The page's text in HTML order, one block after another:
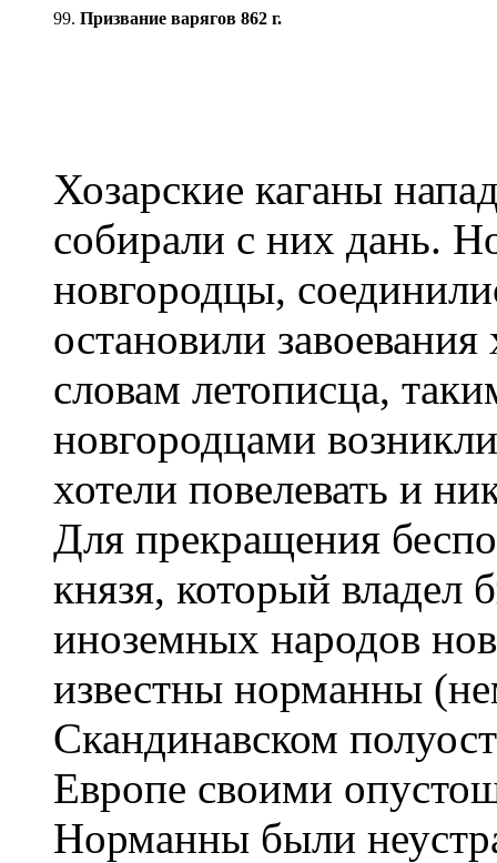
99. Призвание варягов 862 г.
Хозарские каганы
собирали с них дань.
новгородцы,
остановили
словам летописца,
новгородцами
хотели повелевать и
Для прекращения
князя, который владел
иноземных народов
известны норманны
Скандинавском
Европе своими
Норманны были